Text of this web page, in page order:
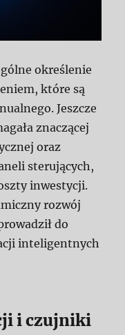
określenie
które są
Jeszcze
znaczącej
oraz
sterujących,
inwestycji.
rozwój
do
inteligentnych
i czujniki